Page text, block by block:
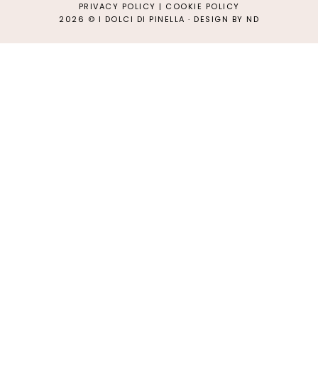
PRIVACY POLICY | COOKIE POLICY
2026 © I DOLCI DI PINELLA · DESIGN BY ND